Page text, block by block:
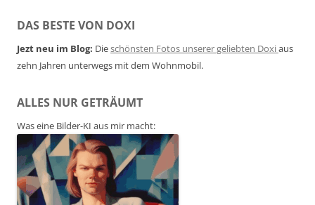
DAS BESTE VON DOXI
Jezt neu im Blog: Dieschönsten Fotos unserer geliebten Doxiaus
zehn Jahren unterwegs mit dem Wohnmobil.
ALLES NUR GETRÄUMT
Was eine Bilder-KI aus mir macht: